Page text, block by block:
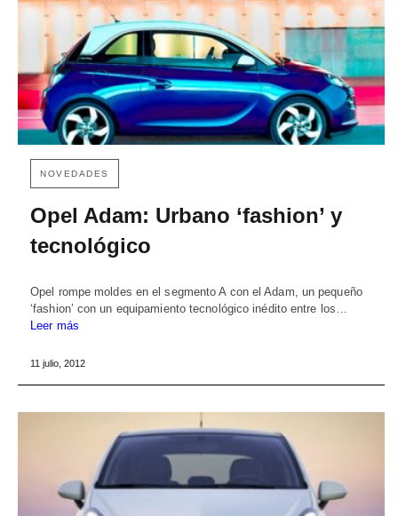
NOVEDADES
Opel Adam: Urbano ‘fashion’ y
tecnológico
Opel rompe moldes en el segmento A con el Adam, un pequeño
‘fashion’ con un equipamiento tecnológico inédito entre los…
Leer más
11 julio, 2012